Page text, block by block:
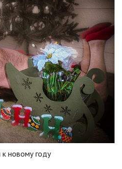
новому году